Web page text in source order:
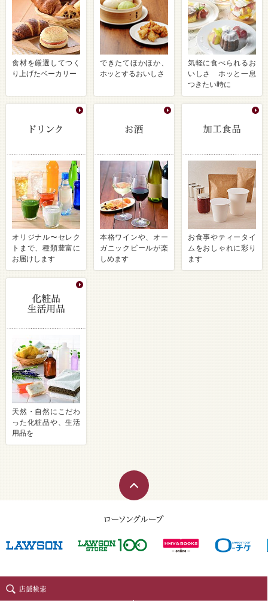
食材を厳選してつく
り上げたベーカリー
できたてほかほか、
ホッとするおいしさ
気軽に食べられるお
いしさ ホッと一息
つきたい時に
オリジナル〜セレク
トまで、種類豊富に
お届けします
本格ワインや、オー
ガニックビールが楽
しめます
お食事やティータイ
ムをおしゃれに彩り
ます
天然・自然にこだわ
った化粧品や、生活
用品を